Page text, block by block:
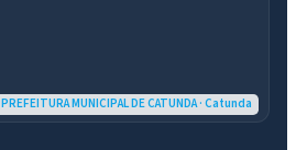
PREFEITURA MUNICIPAL DE CATUNDA · Catunda